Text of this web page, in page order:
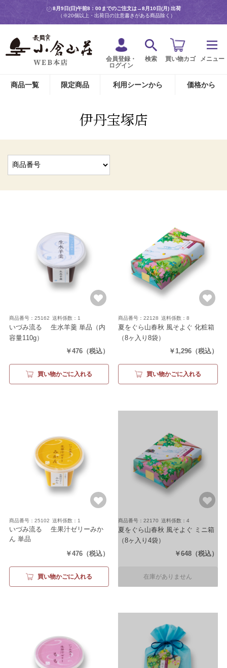
8月9日(日)午前8：00までのご注文は→8月10日(月) 出荷
（※20個以上・出荷日の注意書きがある商品除く）
会員登録・
ログイン
検索 買い物カゴ メニュー
商品一覧 限定商品 利用シーンから 価格から
伊丹宝塚店
商品番号：25162 送料係数：1
いづみ流るゝ 生水羊羹 単品 （内
容量110g）
￥476 （税込）
買い物かごに入れる
商品番号：22128 送料係数：8
夏をぐら山春秋 風そよぐ 化粧箱
（8ヶ入り8袋）
￥1,296 （税込）
買い物かごに入れる
商品番号：25102 送料係数：1
いづみ流るゝ 生果汁ゼリーみか
ん 単品
￥476 （税込）
買い物かごに入れる
商品番号：22170 送料係数：4
夏をぐら山春秋 風そよぐ ミニ箱
（8ヶ入り4袋）
￥648 （税込）
在庫がありません